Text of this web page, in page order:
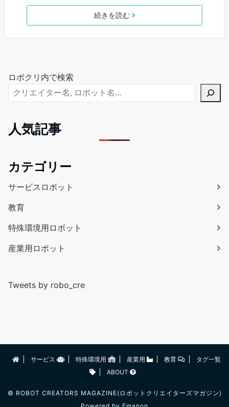
続きを読む
ロボクリ内で検索
人気記事
カテゴリー
サービスロボット
教育
特殊環境用ロボット
産業用ロボット
Tweets by robo_cre
サービス 特殊環境用 産業用 教育
タグ一覧
ABOUT
© ROBOT CREATORS MAGAZINE(ロボットクリエイターズマガジン)